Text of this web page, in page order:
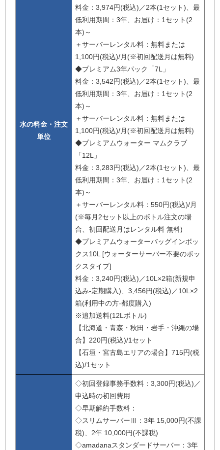
水の料金・注文
単位
料金：3,974円(税込)／2本(1セット)、最
低利用期間：3年、お届け：1セット(2
本)～
＋サーバーレンタル料：無料または
1,100円(税込)/月(※初回配送月は無料)
◆プレミアム3年パック「7L」
料金：3,542円(税込)／2本(1セット)、最
低利用期間：3年、お届け：1セット(2
本)～
＋サーバーレンタル料：無料または
1,100円(税込)/月(※初回配送月は無料)
◆プレミアムウォーター マムクラブ
「12L」
料金：3,283円(税込)／2本(1セット)、最
低利用期間：3年、お届け：1セット(2
本)～
＋サーバーレンタル料：550円(税込)/月
(※毎月2セット以上のボトル注文の場
合、初回配送月はレンタル料 無料)
◆プレミアムウォーターバッグインボッ
クス10L [ウォーターサーバー不要のボッ
クスタイプ]
料金：3,240円(税込)／10L×2箱(新規申
込み-定期購入)、3,456円(税込)／10L×2
箱(利用中の方-都度購入)
※追加送料(12Lボトル)
【北海道・青森・秋田・岩手・沖縄の場
合】220円(税込)/1セット
【石垣・宮古島エリアの場合】715円(税
込)/1セット
◇初回登録事務手数料：3,300円(税込)／
申込時の初回費用
◇早期解約手数料：
◇スリムサーバーⅢ：3年 15,000円(不課
税)、2年 10,000円(不課税)
◇amadanaスタンダードサーバー：3年